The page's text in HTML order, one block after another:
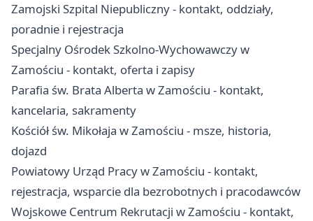
Zamojski Szpital Niepubliczny - kontakt, oddziały,
poradnie i rejestracja
Specjalny Ośrodek Szkolno-Wychowawczy w
Zamościu - kontakt, oferta i zapisy
Parafia św. Brata Alberta w Zamościu - kontakt,
kancelaria, sakramenty
Kościół św. Mikołaja w Zamościu - msze, historia,
dojazd
Powiatowy Urząd Pracy w Zamościu - kontakt,
rejestracja, wsparcie dla bezrobotnych i pracodawców
Wojskowe Centrum Rekrutacji w Zamościu - kontakt,